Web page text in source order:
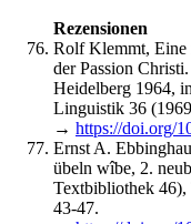
Rezensionen
Rolf Klemmt, Eine
der Passion
Heidelberg 1964,
Linguistik 36
→ https://doi.org/
Ernst A.
übeln wîbe, 2.
Textbibliothek
43-47.